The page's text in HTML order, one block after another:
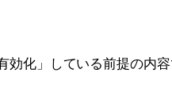
効化」している前提の内